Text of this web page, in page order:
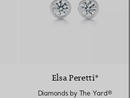
Elsa Peretti®
Diamonds by The Yard®